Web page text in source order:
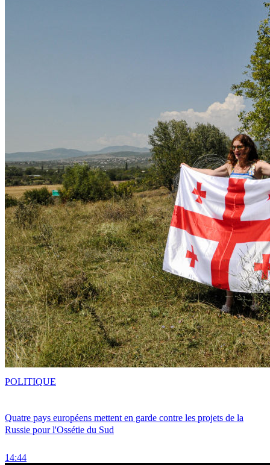
Quatre pays européens mettent en garde contre les projets de la
Russie pour l'Ossétie du Sud
14:44
POLITIQUE